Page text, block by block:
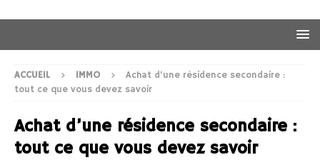
ACCUEIL IMMO
Achat d’une résidence secondaire :
tout ce que vous devez savoir
Achat d’une résidence secondaire :
tout ce que vous devez savoir